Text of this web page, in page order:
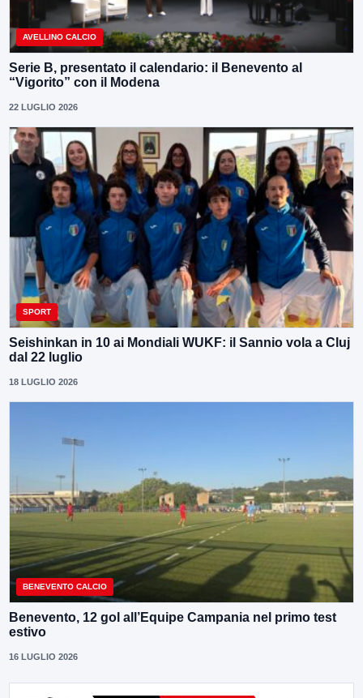
AVELLINO CALCIO
Serie B, presentato il calendario: il Benevento al
“Vigorito” con il Modena
22 LUGLIO 2026
SPORT
Seishinkan in 10 ai Mondiali WUKF: il Sannio vola a Cluj
dal 22 luglio
18 LUGLIO 2026
BENEVENTO CALCIO
Benevento, 12 gol all’Equipe Campania nel primo test
estivo
16 LUGLIO 2026